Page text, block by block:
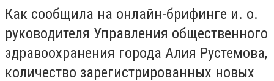
Как сообщила на онлайн-брифинге и. о.
руководителя Управления общественного
здравоохранения города Алия Рустемова,
количество зарегистрированных новых